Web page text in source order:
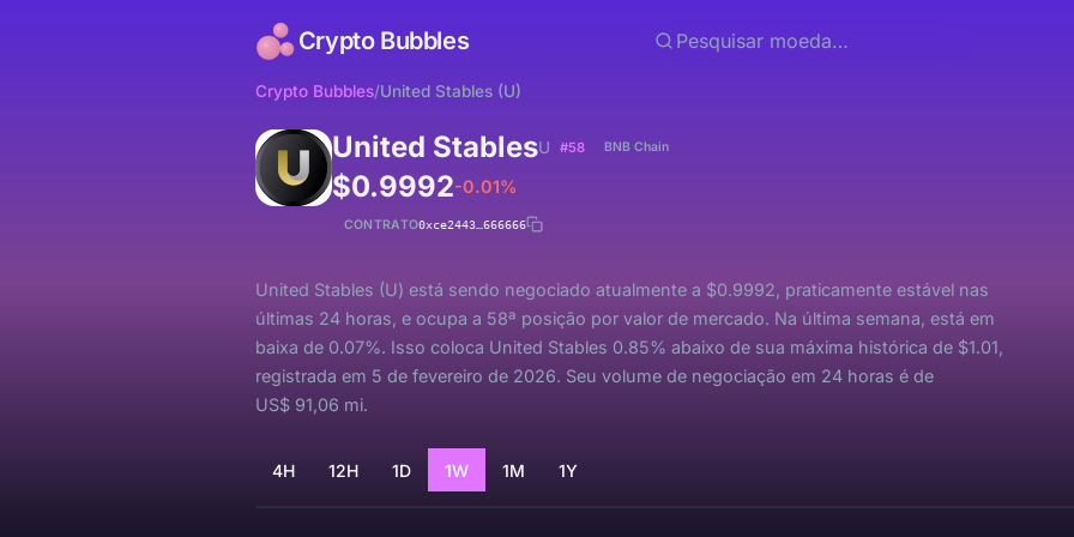
Crypto Bubbles
Crypto Bubbles/United Stables (U)
United StablesU #58 BNB Chain
$0.9992-0.01%
CONTRATO0xce2443…666666
United Stables (U) está sendo negociado atualmente a $0.9992, praticamente estável nas
últimas 24 horas, e ocupa a 58ª posição por valor de mercado. Na última semana, está em
baixa de 0.07%. Isso coloca United Stables 0.85% abaixo de sua máxima histórica de $1.01,
registrada em 5 de fevereiro de 2026. Seu volume de negociação em 24 horas é de
US$ 91,06 mi.
4H 12H 1D 1W 1M 1Y